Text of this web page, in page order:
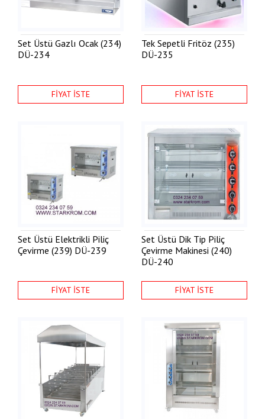
Set Üstü Gazlı Ocak (234)
DÜ-234
FİYAT İSTE
Tek Sepetli Fritöz (235)
DÜ-235
FİYAT İSTE
Set Üstü Elektrikli Piliç
Çevirme (239) DÜ-239
FİYAT İSTE
Set Üstü Dik Tip Piliç
Çevirme Makinesi (240)
DÜ-240
FİYAT İSTE